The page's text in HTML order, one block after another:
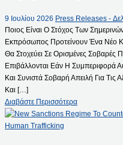
9 Ιουλίου 2026 Press Releases -
Ποιος Είναι Ο Στόχος Των
Εκπρόσωπος Προτείνουν Ένα Νέο
Θα Στοχεύει Σε Ορισμένες
Επιβάλλονται Εάν Η Συμπεριφορά
Και Συνιστά Σοβαρή Απειλή Για
Και […]
Διαβάστε Περισσότερα